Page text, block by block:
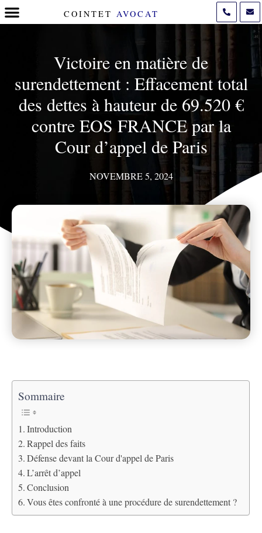
COINTET AVOCAT
Victoire en matière de
surendettement : Effacement total
des dettes à hauteur de 69.520 €
contre EOS FRANCE par la
Cour d’appel de Paris
NOVEMBRE 5, 2024
Sommaire
Introduction
Rappel des faits
Défense devant la Cour d'appel de Paris
L’arrêt d’appel
Conclusion
Vous êtes confronté à une procédure de surendettement ?